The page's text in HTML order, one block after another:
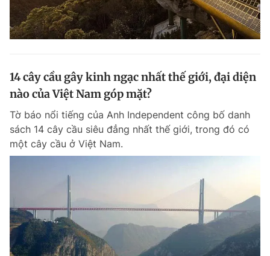
14 cây cầu gây kinh ngạc nhất thế giới, đại diện
nào của Việt Nam góp mặt?
Tờ báo nổi tiếng của Anh Independent công bố danh
sách 14 cây cầu siêu đẳng nhất thế giới, trong đó có
một cây cầu ở Việt Nam.